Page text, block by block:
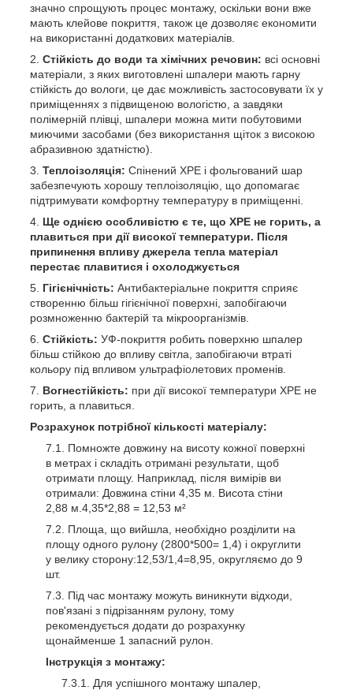
значно спрощують процес монтажу, оскільки вони вже
мають клейове покриття, також це дозволяє економити
на використанні додаткових матеріалів.
Стійкість до води та хімічних речовин: всі основні
матеріали, з яких виготовлені шпалери мають гарну
стійкість до вологи, це дає можливість застосовувати їх у
приміщеннях з підвищеною вологістю, а завдяки
полімерній плівці, шпалери можна мити побутовими
миючими засобами (без використання щіток з високою
абразивною здатністю).
Теплоізоляція: Спінений ХРЕ і фольгований шар
забезпечують хорошу теплоізоляцію, що допомагає
підтримувати комфортну температуру в приміщенні.
Ще однією особливістю є те, що ХРЕ не горить, а
плавиться при дії високої температури. Після
припинення впливу джерела тепла матеріал
перестає плавитися і охолоджується
Гігієнічність: Антибактеріальне покриття сприяє
створенню більш гігієнічної поверхні, запобігаючи
розмноженню бактерій та мікроорганізмів.
Стійкість: УФ-покриття робить поверхню шпалер
більш стійкою до впливу світла, запобігаючи втраті
кольору під впливом ультрафіолетових променів.
Вогнестійкість: при дії високої температури ХРЕ не
горить, а плавиться.
Розрахунок потрібної кількості матеріалу:
Помножте довжину на висоту кожної поверхні
в метрах і складіть отримані результати, щоб
отримати площу. Наприклад, після вимірів ви
отримали: Довжина стіни 4,35 м. Висота стіни
2,88 м.4,35*2,88 = 12,53 м²
Площа, що вийшла, необхідно розділити на
площу одного рулону (2800*500= 1,4) і округлити
у велику сторону:12,53/1,4=8,95, округляємо до 9
шт.
Під час монтажу можуть виникнути відходи,
пов'язані з підрізанням рулону, тому
рекомендується додати до розрахунку
щонайменше 1 запасний рулон.
Інструкція з монтажу:
Для успішного монтажу шпалер,